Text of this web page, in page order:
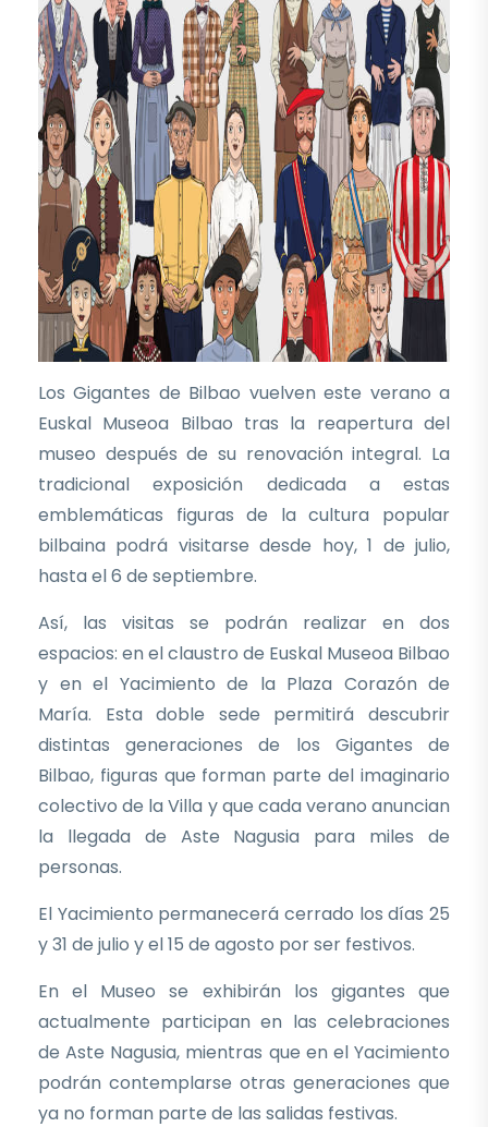
Los Gigantes de Bilbao vuelven este verano a
Euskal Museoa Bilbao tras la reapertura del
museo después de su renovación integral. La
tradicional exposición dedicada a estas
emblemáticas figuras de la cultura popular
bilbaina podrá visitarse desde hoy, 1 de julio,
hasta el 6 de septiembre.
Así, las visitas se podrán realizar en dos
espacios: en el claustro de Euskal Museoa Bilbao
y en el Yacimiento de la Plaza Corazón de
María. Esta doble sede permitirá descubrir
distintas generaciones de los Gigantes de
Bilbao, figuras que forman parte del imaginario
colectivo de la Villa y que cada verano anuncian
la llegada de Aste Nagusia para miles de
personas.
El Yacimiento permanecerá cerrado los días 25
y 31 de julio y el 15 de agosto por ser festivos.
En el Museo se exhibirán los gigantes que
actualmente participan en las celebraciones
de Aste Nagusia, mientras que en el Yacimiento
podrán contemplarse otras generaciones que
ya no forman parte de las salidas festivas.